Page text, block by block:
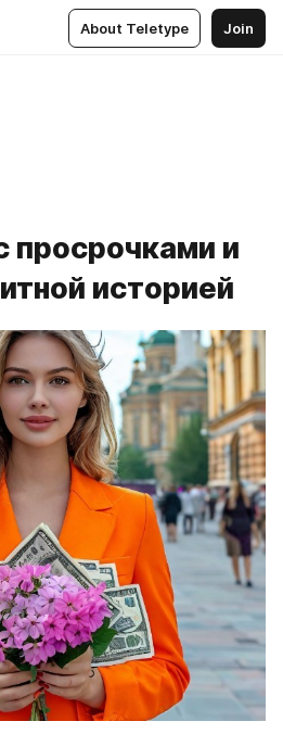
About Teletype Join
просрочками и
историей